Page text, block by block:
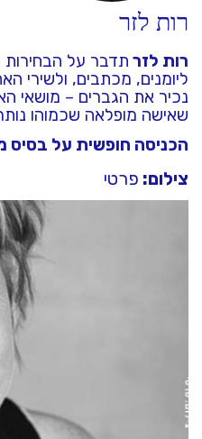
רות לזר
רות לזר תדבר על הבחירות
ליומנים, מכתבים, ולשירי
נכיר את הגברים – מושאי
שאישה מופלאה שכמוהו
הכניסה חופשית על בסיס
צילום: פרטי